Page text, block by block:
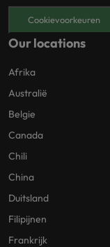
Cookievoorkeuren
Our locations
Afrika
Australië
Belgie
Canada
Chili
China
Duitsland
Filipijnen
Frankrijk